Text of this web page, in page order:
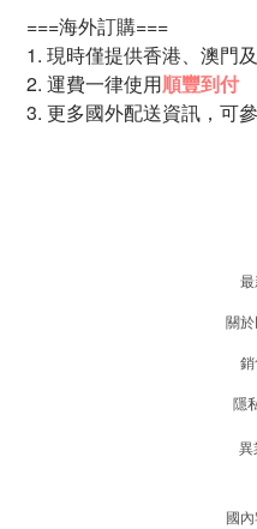
===海外訂購===
1. 現時僅提供香港、澳門
2. 運費一律使用順豐到付
3. 更多國外配送資訊，可
關
隱
異
國